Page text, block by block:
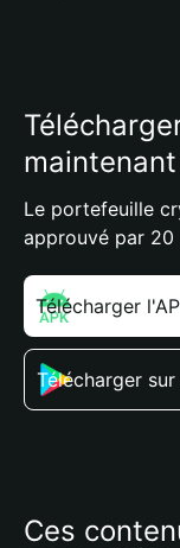
maintenant
Le portefeuille
approuvé par 20
Télécharger
Télécharger
Ces